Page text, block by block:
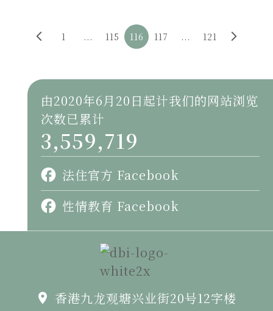
1 ... 115 116 117 ... 121
由2020年6月20日起计我们的网站浏览
次数已累计
3,559,719
法住官方 Facebook
性情教育 Facebook
香港九龙观塘兴业街20号12字楼